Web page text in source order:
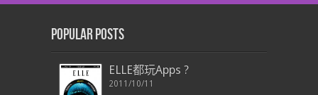
Popular Posts
ELLE都玩Apps ?
2011/10/11